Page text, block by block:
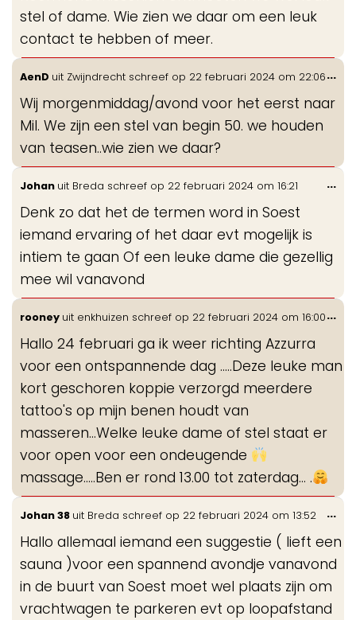
stel of dame. Wie zien we daar om een leuk
contact te hebben of meer.
AenD uit Zwijndrecht schreef op 22 februari 2024 om 22:06
Wij morgenmiddag/avond voor het eerst naar
Mil. We zijn een stel van begin 50. we houden
van teasen..wie zien we daar?
...
Johan uit Breda schreef op 22 februari 2024 om 16:21
Denk zo dat het de termen word in Soest
iemand ervaring of het daar evt mogelijk is
intiem te gaan Of een leuke dame die gezellig
mee wil vanavond
...
rooney uit enkhuizen schreef op 22 februari 2024 om 16:00
Hallo 24 februari ga ik weer richting Azzurra
voor een ontspannende dag .....Deze leuke man
kort geschoren koppie verzorgd meerdere
tattoo's op mijn benen houdt van
masseren...Welke leuke dame of stel staat er
voor open voor een ondeugende
massage.....Ben er rond 13.00 tot zaterdag... .
...
Johan 38 uit Breda schreef op 22 februari 2024 om 13:52
Hallo allemaal iemand een suggestie ( lieft een
sauna )voor een spannend avondje vanavond
in de buurt van Soest moet wel plaats zijn om
vrachtwagen te parkeren evt op loopafstand
...